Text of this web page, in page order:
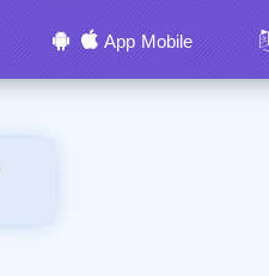
App Mobile